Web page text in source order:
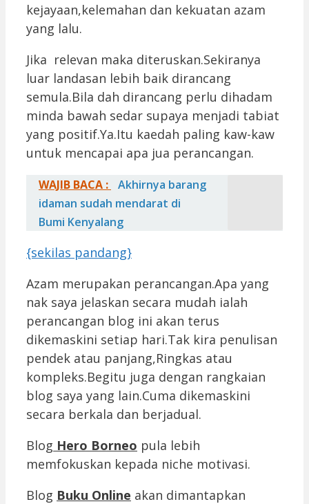
kejayaan,kelemahan dan kekuatan azam
yang lalu.
Jika relevan maka diteruskan.Sekiranya
luar landasan lebih baik dirancang
semula.Bila dah dirancang perlu dihadam
minda bawah sedar supaya menjadi tabiat
yang positif.Ya.Itu kaedah paling kaw-kaw
untuk mencapai apa jua perancangan.
WAJIB BACA :
Akhirnya barang
idaman sudah mendarat di
Bumi Kenyalang
{sekilas pandang}
Azam merupakan perancangan.Apa yang
nak saya jelaskan secara mudah ialah
perancangan blog ini akan terus
dikemaskini setiap hari.Tak kira penulisan
pendek atau panjang,Ringkas atau
kompleks.Begitu juga dengan rangkaian
blog saya yang lain.Cuma dikemaskini
secara berkala dan berjadual.
Blog Hero Borneo pula lebih
memfokuskan kepada niche motivasi.
Blog Buku Online akan dimantapkan